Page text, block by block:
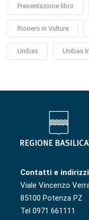
Presentazione libro
Rionero in Vulture
Unibas Unibas
Contatti e indirizzi
Viale Vincenzo
85100 Potenza PZ
Tel 0971 661111